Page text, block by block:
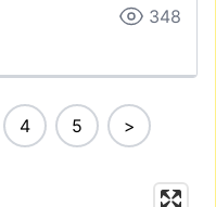
348
4 5 >